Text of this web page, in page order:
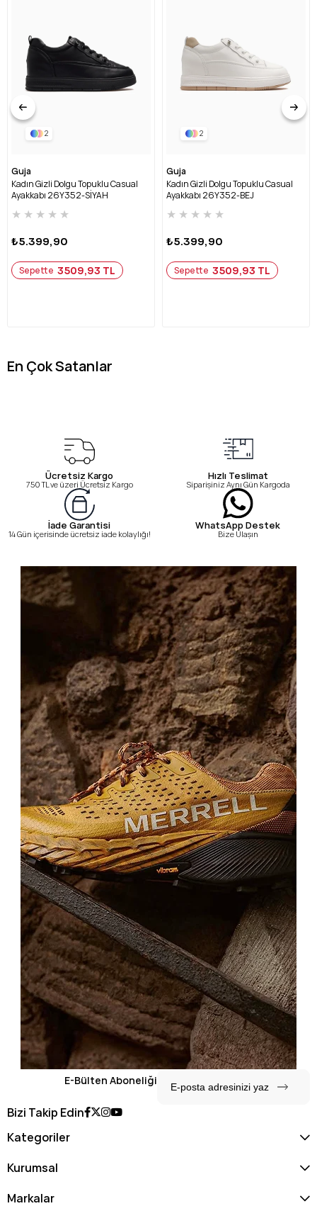
2
Guja
Kadın Gizli Dolgu Topuklu Casual
Ayakkabı 26Y352-SİYAH
★ ★ ★ ★ ★
₺5.399,90
Sepette 3509,93 TL
2
Guja
Kadın Gizli Dolgu Topuklu Casual
Ayakkabı 26Y352-BEJ
★ ★ ★ ★ ★
₺5.399,90
Sepette 3509,93 TL
En Çok Satanlar
Ücretsiz Kargo
750 TL ve üzeri Ücretsiz Kargo
Hızlı Teslimat
Siparişiniz Aynı Gün Kargoda
İade Garantisi
14 Gün içerisinde ücretsiz iade kolaylığı!
WhatsApp Destek
Bize Ulaşın
E-Bülten Aboneliği
Bizi Takip Edin
Kategoriler
Kurumsal
Markalar